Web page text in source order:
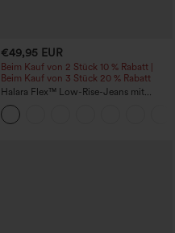
€49,95 EUR
Beim Kauf von 2 Stück 10 % Rabatt |
Beim Kauf von 3 Stück 20 % Rabatt
Halara Flex™ Low-Rise-Jeans mit
Reißverschlusstaschen, gewaschen,
baggy mit weitem Bein, lässig